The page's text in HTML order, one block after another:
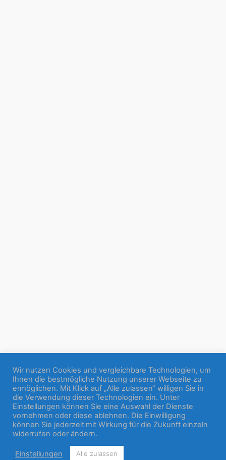
Wir nutzen Cookies und vergleichbare Technologien, um
Ihnen die bestmögliche Nutzung unserer Webseite zu
ermöglichen. Mit Klick auf „Alle zulassen“ willigen Sie in
die Verwendung dieser Technologien ein. Unter
Einstellungen können Sie eine Auswahl der Dienste
vornehmen oder diese ablehnen. Die Einwilligung
können Sie jederzeit mit Wirkung für die Zukunft einzeln
widerrufen oder ändern.
Einstellungen Alle zulassen